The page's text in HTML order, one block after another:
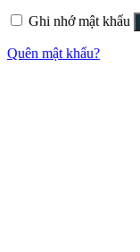
Ghi nhớ mật khẩu
Quên mật khẩu?